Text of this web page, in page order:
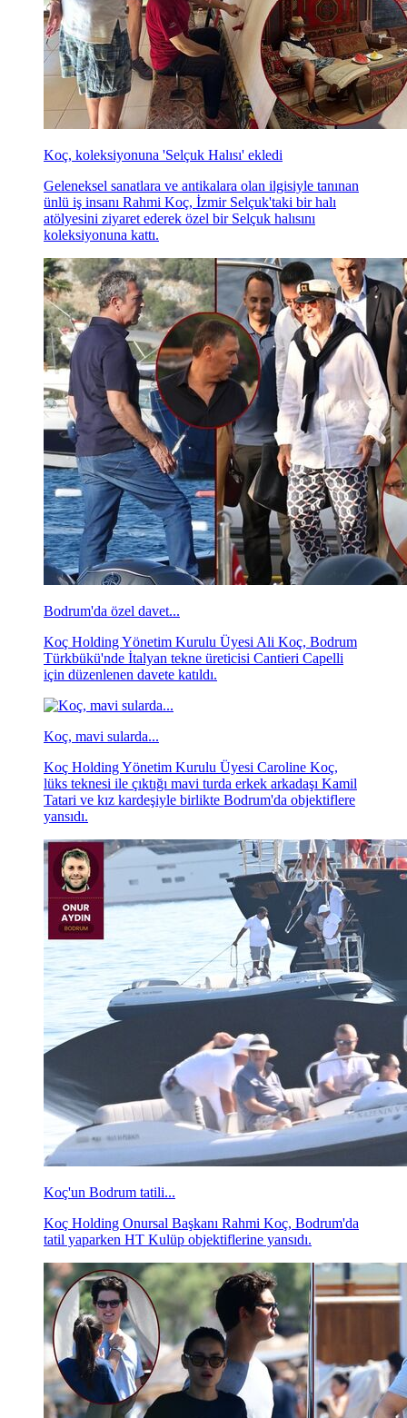
Koç, koleksiyonuna 'Selçuk Halısı' ekledi
Geleneksel sanatlara ve antikalara olan ilgisiyle tanınan
ünlü iş insanı Rahmi Koç, İzmir Selçuk'taki bir halı
atölyesini ziyaret ederek özel bir Selçuk halısını
koleksiyonuna kattı.
Bodrum'da özel davet...
Koç Holding Yönetim Kurulu Üyesi Ali Koç, Bodrum
Türkbükü'nde İtalyan tekne üreticisi Cantieri Capelli
için düzenlenen davete katıldı.
Koç, mavi sularda...
Koç Holding Yönetim Kurulu Üyesi Caroline Koç,
lüks teknesi ile çıktığı mavi turda erkek arkadaşı Kamil
Tatari ve kız kardeşiyle birlikte Bodrum'da objektiflere
yansıdı.
Koç'un Bodrum tatili...
Koç Holding Onursal Başkanı Rahmi Koç, Bodrum'da
tatil yaparken HT Kulüp objektiflerine yansıdı.